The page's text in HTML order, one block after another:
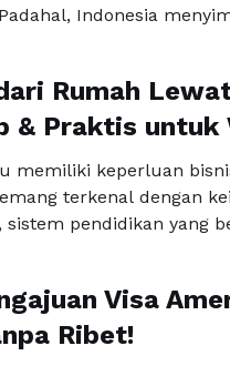
Indonesia
untuk liburan hemat
perpaduan budaya,
Rumah
& Praktis untuk
memiliki keperluan
terkenal dengan
sistem pendidikan yang
satu hal
mengurus visa luar
Visa
Ribet!